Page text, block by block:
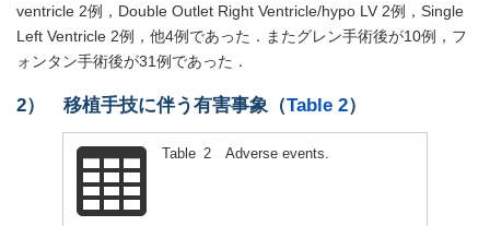
ventricle 2例，Double Outlet Right Ventricle/hypo LV 2例，Single
Left Ventricle 2例，他4例であった．またグレン手術後が10例，フ
ォンタン手術後が31例であった．
2） 移植手技に伴う有害事象（Table 2）
Table 2 Adverse events.